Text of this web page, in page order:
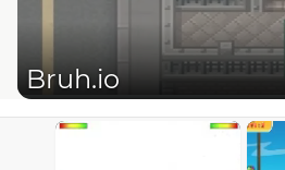
Bruh.io